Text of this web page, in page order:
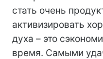
стать очень
активизировать
духа – это
время. Самыми